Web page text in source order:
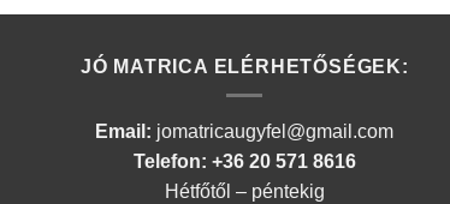
JÓ MATRICA ELÉRHETŐSÉGEK:
Email: jomatricaugyfel@gmail.com
Telefon: +36 20 571 8616
Hétfőtől – péntekig